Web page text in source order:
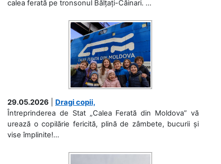
calea ferată pe tronsonul Bălțați-Căinari. ...
29.05.2026
Dragi copii,
Întreprinderea de Stat „Calea Ferată din Moldova” vă
urează o copilărie fericită, plină de zâmbete, bucurii și
vise împlinite!...